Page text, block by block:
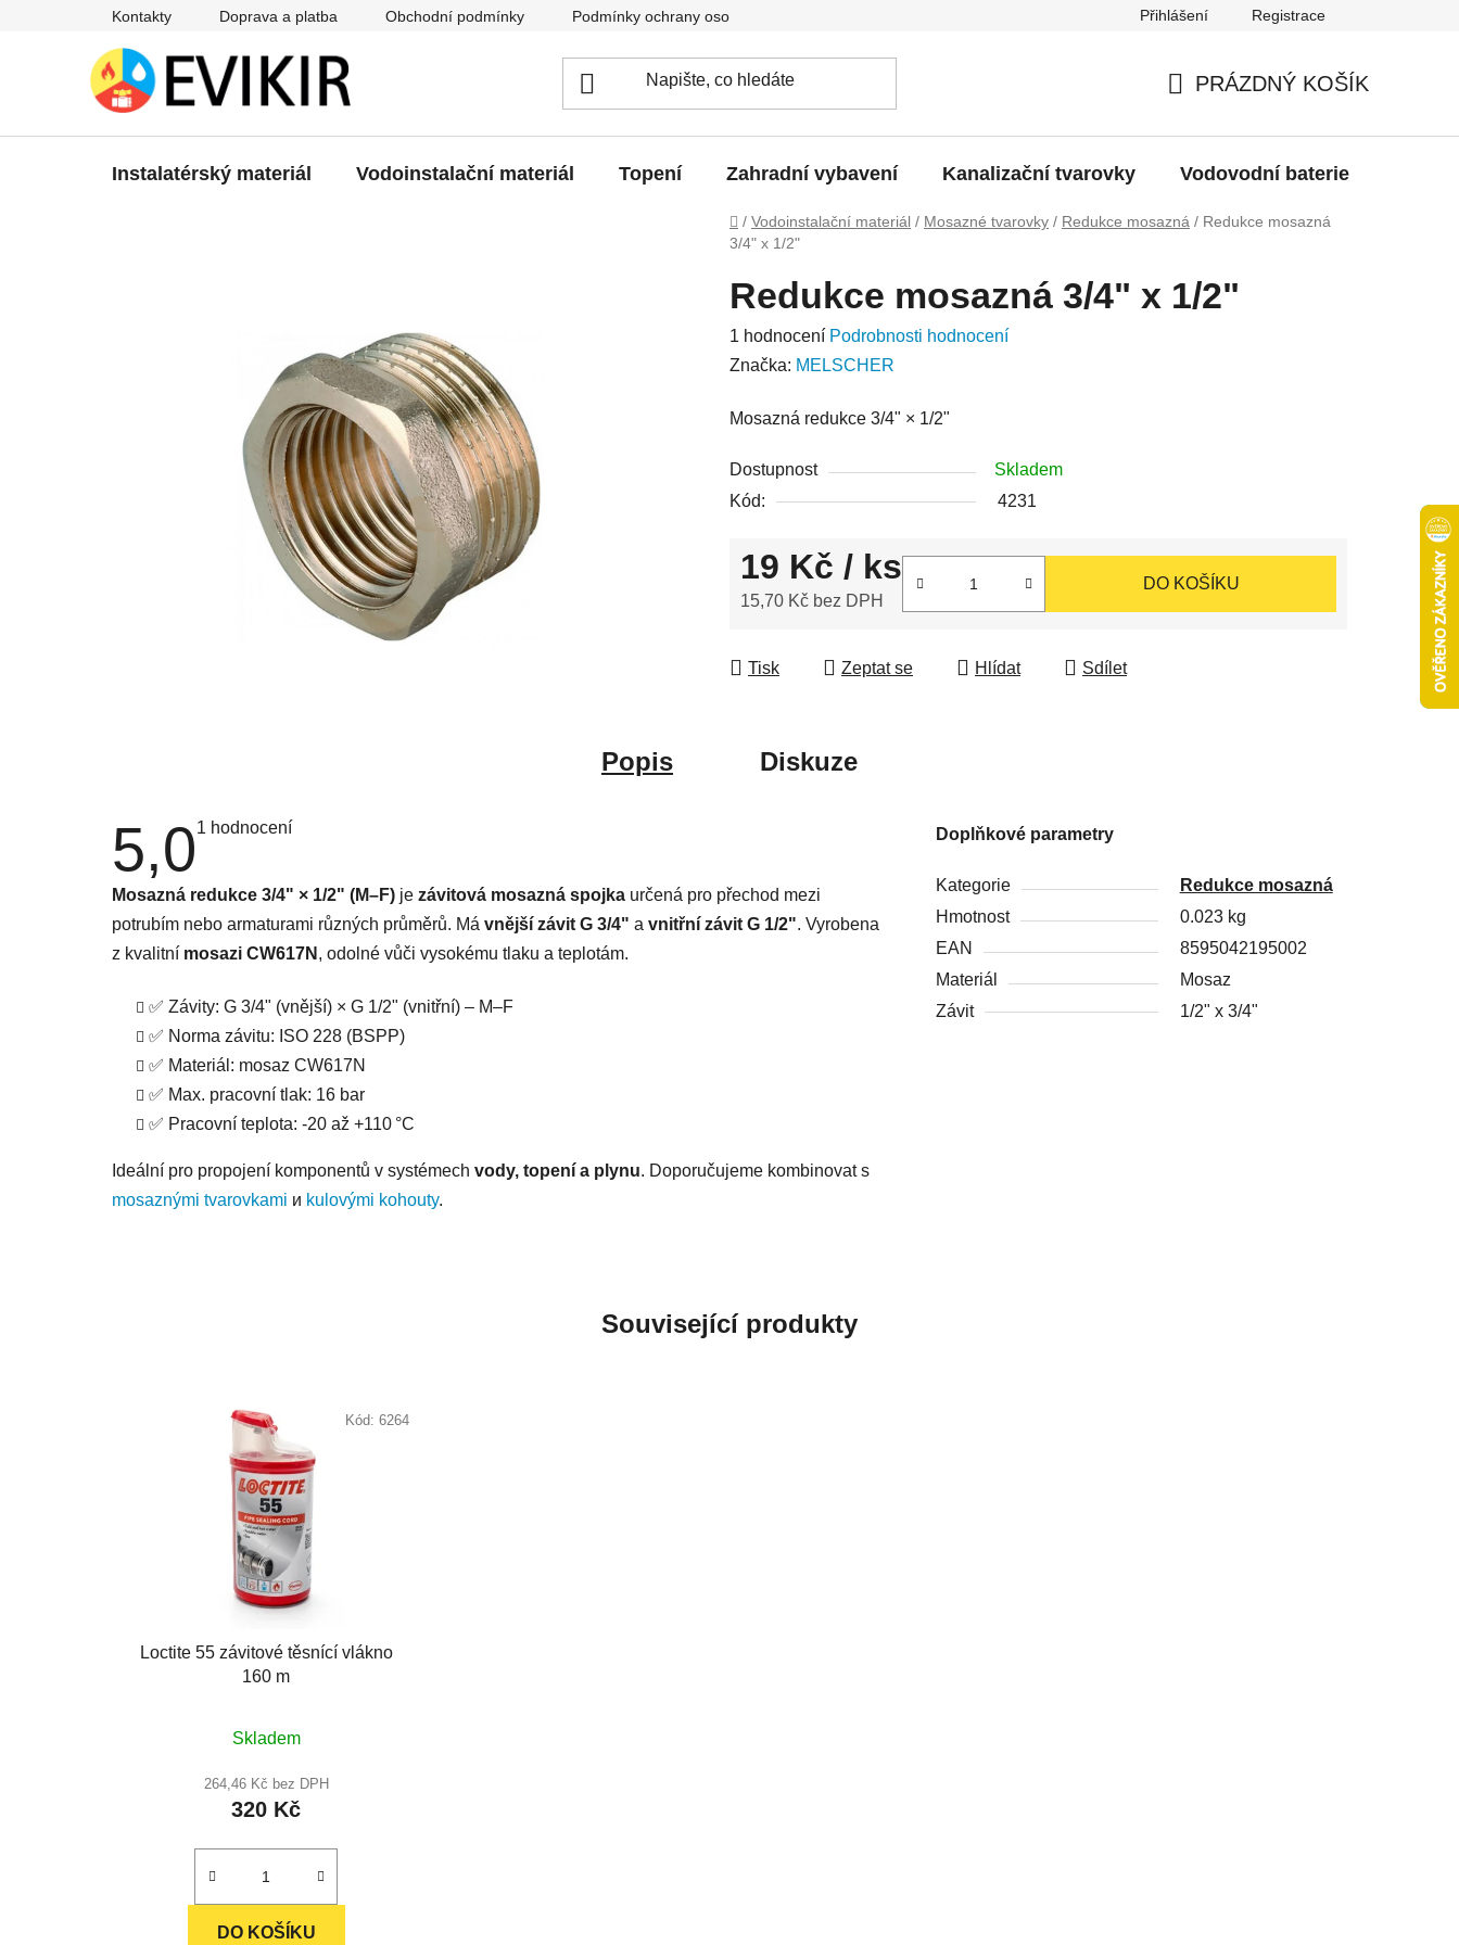
Kontakty Doprava a platba Obchodní podmínky Podmínky ochrany osobních údajů Přihlášení Registrace
KOŠÍK
PRÁZDNÝ KOŠÍK
Instalatérský materiál Vodoinstalační materiál Topení Zahradní vybavení Kanalizační tvarovky Vodovodní baterie
Domů
/ Vodoinstalační materiál / Mosazné tvarovky / Redukce mosazná / Redukce mosazná
3/4" x 1/2"
Redukce mosazná 3/4" x 1/2"
Průměrné
hodnocení
je
z
5
1 hodnocení Podrobnosti hodnocení
Značka: MELSCHER
Mosazná redukce 3/4" × 1/2"
Dostupnost
Skladem
Kód:
4231
19 Kč / ks
15,70 Kč bez DPH
DO KOŠÍKU
Tisk Zeptat se Hlídat Sdílet
Popis Diskuze
5,0Průměrné
5,0
5
hvězdiček.
1 hodnocení
Mosazná redukce 3/4" × 1/2" (M–F) je závitová mosazná spojka určená pro přechod mezi
potrubím nebo armaturami různých průměrů. Má vnější závit G 3/4" a vnitřní závit G 1/2". Vyrobena
z kvalitní mosazi CW617N , odolné vůči vysokému tlaku a teplotám.
✅ Závity: G 3/4" (vnější) × G 1/2" (vnitřní) – M–F
✅ Norma závitu: ISO 228 (BSPP)
✅ Materiál: mosaz CW617N
✅ Max. pracovní tlak: 16 bar
✅ Pracovní teplota: -20 až +110 °C
Ideální pro propojení komponentů v systémech vody, topení a plynu. Doporučujeme kombinovat s
mosaznými tvarovkami и kulovými kohouty.
Doplňkové parametry
Kategorie
Redukce mosazná
Hmotnost
0.023 kg
EAN
8595042195002
Materiál
Mosaz
Závit
1/2" x 3/4"
Související produkty
Loctite 55 závitové těsnící vlákno
160 m
hodnocení
produktu
je
hvězdiček.
Skladem
264,46 Kč bez DPH
320 Kč
DO KOŠÍKU
Kód: 6264